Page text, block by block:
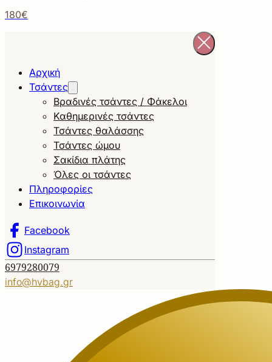
180€
Αρχική
Τσάντες
Βραδινές τσάντες / Φάκελοι
Καθημερινές τσάντες
Τσάντες θαλάσσης
Τσάντες ώμου
Σακίδια πλάτης
Όλες οι τσάντες
Πληροφορίες
Επικοινωνία
Facebook
Instagram
6979280079
info@hvbag.gr